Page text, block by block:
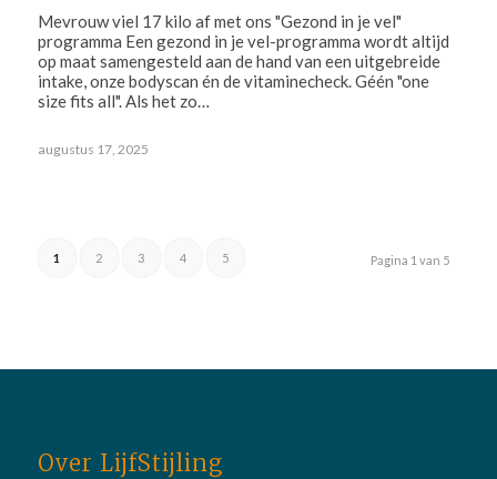
Mevrouw viel 17 kilo af met ons "Gezond in je vel"
programma Een gezond in je vel-programma wordt altijd
op maat samengesteld aan de hand van een uitgebreide
intake, onze bodyscan én de vitaminecheck. Géén "one
size fits all". Als het zo…
augustus 17, 2025
Pagina 1 van 5
1 2 3 4 5
Over LijfStijling